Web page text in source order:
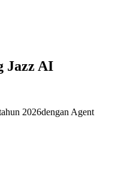
Jazz AI
2026dengan Agent